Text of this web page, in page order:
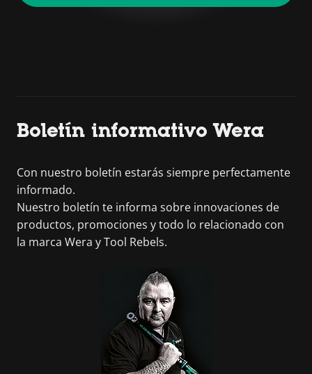
Boletín informativo Wera
Con nuestro boletín estarás siempre perfectamente
informado.
Nuestro boletín te informa sobre innovaciones de
productos, promociones y todo lo relacionado con
la marca Wera y Tool Rebels.